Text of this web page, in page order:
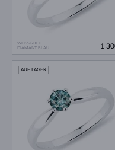
WEISSGOLD
DIAMANT BLAU
1
AUF LAGER